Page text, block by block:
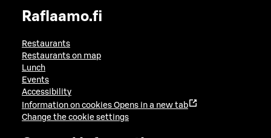
Raflaamo.fi
Restaurants
Restaurants on map
Lunch
Events
Accessibility
Information on cookies Opens in a new tab
Change the cookie settings